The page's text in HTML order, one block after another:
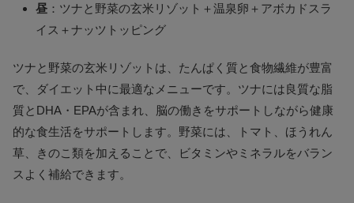
昼 ：ツナと野菜の玄米リゾット＋温泉卵＋アボカドスラ
イス＋ナッツトッピング
ツナと野菜の玄米リゾットは、たんぱく質と食物繊維が豊富
で、ダイエット中に最適なメニューです。ツナには良質な脂
質とDHA・EPAが含まれ、脳の働きをサポートしながら健康
的な食生活をサポートします。野菜には、トマト、ほうれん
草、きのこ類を加えることで、ビタミンやミネラルをバラン
スよく補給できます。